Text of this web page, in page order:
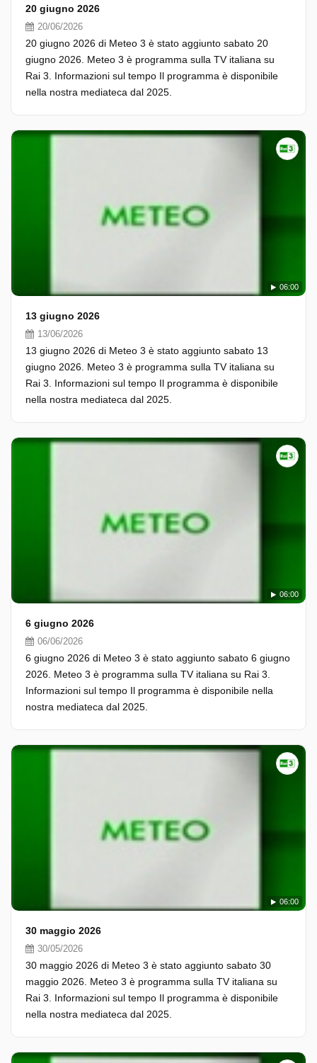
20 giugno 2026
20/06/2026
20 giugno 2026 di Meteo 3 è stato aggiunto sabato 20
giugno 2026. Meteo 3 è programma sulla TV italiana su
Rai 3. Informazioni sul tempo Il programma è disponibile
nella nostra mediateca dal 2025.
06:00
13 giugno 2026
13/06/2026
13 giugno 2026 di Meteo 3 è stato aggiunto sabato 13
giugno 2026. Meteo 3 è programma sulla TV italiana su
Rai 3. Informazioni sul tempo Il programma è disponibile
nella nostra mediateca dal 2025.
06:00
6 giugno 2026
06/06/2026
6 giugno 2026 di Meteo 3 è stato aggiunto sabato 6 giugno
2026. Meteo 3 è programma sulla TV italiana su Rai 3.
Informazioni sul tempo Il programma è disponibile nella
nostra mediateca dal 2025.
06:00
30 maggio 2026
30/05/2026
30 maggio 2026 di Meteo 3 è stato aggiunto sabato 30
maggio 2026. Meteo 3 è programma sulla TV italiana su
Rai 3. Informazioni sul tempo Il programma è disponibile
nella nostra mediateca dal 2025.